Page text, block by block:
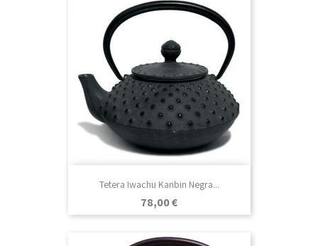
Tetera Iwachu Kanbin Negra...
Precio
78,00 €